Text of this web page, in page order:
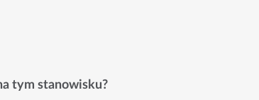
tym stanowisku?